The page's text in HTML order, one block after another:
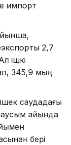
импорт
2,7
ішкі
345,9 мың
саудадағы
айында
бері